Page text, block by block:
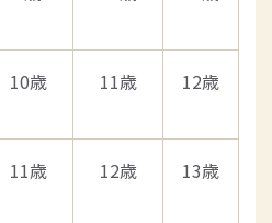
10歳 11歳 12歳
11歳 12歳 13歳